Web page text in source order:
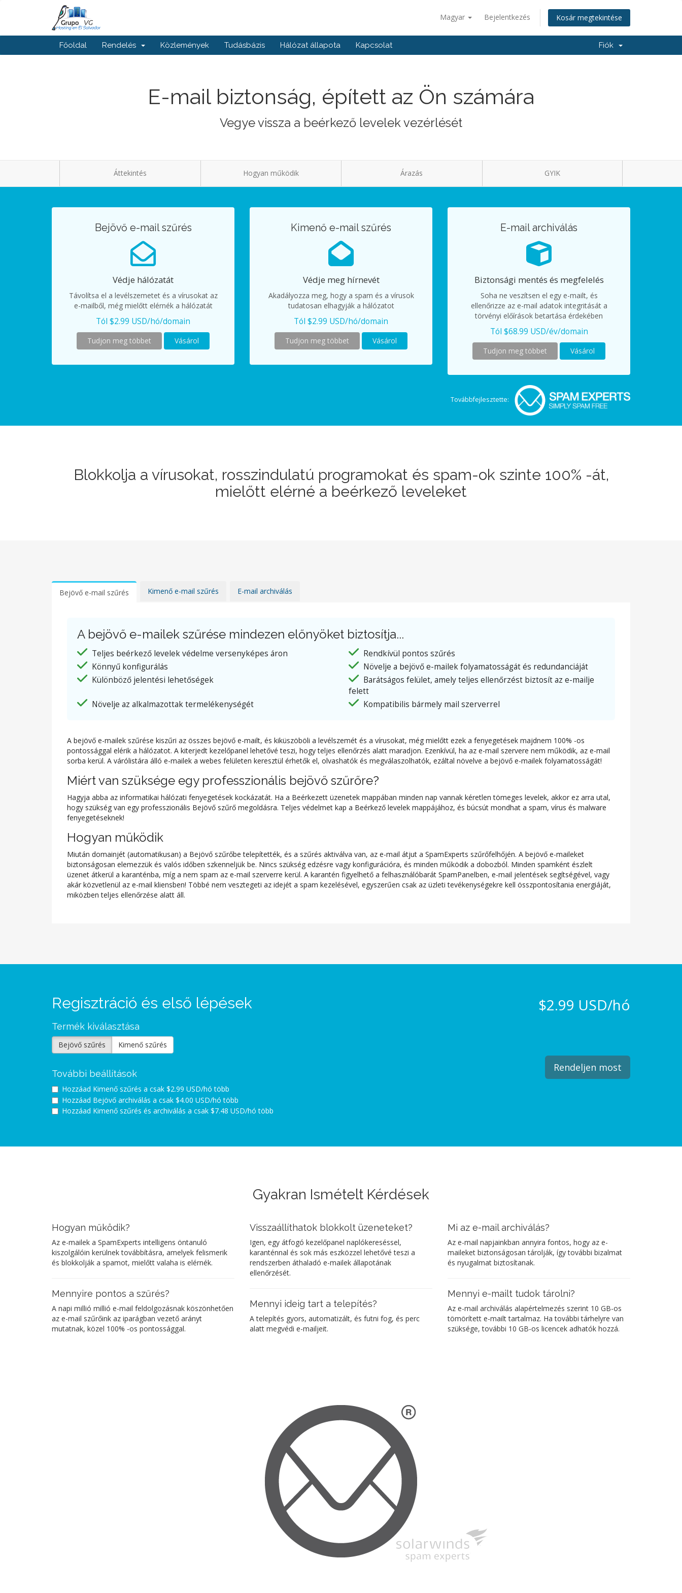
Magyar Bejelentkezés Kosár megtekintése
Főoldal Rendelés Közlemények Tudásbázis Hálózat állapota Kapcsolat Fiók
E-mail biztonság, épített az Ön számára
Vegye vissza a beérkező levelek vezérlését
Áttekintés Hogyan működik Árazás GYIK
Bejövő e-mail szűrés
Védje hálózatát
Távolítsa el a levélszemetet és a vírusokat az
e-mailből, még mielőtt elérnék a hálózatát
Tól $2.99 USD/hó/domain
Tudjon meg többet Vásárol
Kimenő e-mail szűrés
Védje meg hírnevét
Akadályozza meg, hogy a spam és a vírusok
tudatosan elhagyják a hálózatot
Tól $2.99 USD/hó/domain
Tudjon meg többet Vásárol
E-mail archiválás
Biztonsági mentés és megfelelés
Soha ne veszítsen el egy e-mailt, és
ellenőrizze az e-mail adatok integritását a
törvényi előírások betartása érdekében
Tól $68.99 USD/év/domain
Tudjon meg többet Vásárol
Továbbfejlesztette:
Blokkolja a vírusokat, rosszindulatú programokat és spam-ok szinte 100% -át,
mielőtt elérné a beérkező leveleket
Bejövő e-mail szűrés Kimenő e-mail szűrés E-mail archiválás
A bejövő e-mailek szűrése mindezen előnyöket biztosítja...
Teljes beérkező levelek védelme versenyképes áron
Rendkívül pontos szűrés
Könnyű konfigurálás
Növelje a bejövő e-mailek folyamatosságát és redundanciáját
Különböző jelentési lehetőségek
Barátságos felület, amely teljes ellenőrzést biztosít az e-mailje
felett
Növelje az alkalmazottak termelékenységét
Kompatibilis bármely mail szerverrel
A bejövő e-mailek szűrése kiszűri az összes bejövő e-mailt, és kiküszöböli a levélszemét és a vírusokat, még mielőtt ezek a fenyegetések majdnem 100% -os
pontossággal elérik a hálózatot. A kiterjedt kezelőpanel lehetővé teszi, hogy teljes ellenőrzés alatt maradjon. Ezenkívül, ha az e-mail szervere nem működik, az e-mail
sorba kerül. A várólistára álló e-mailek a webes felületen keresztül érhetők el, olvashatók és megválaszolhatók, ezáltal növelve a bejövő e-mailek folyamatosságát!
Miért van szüksége egy professzionális bejövő szűrőre?
Hagyja abba az informatikai hálózati fenyegetések kockázatát. Ha a Beérkezett üzenetek mappában minden nap vannak kéretlen tömeges levelek, akkor ez arra utal,
hogy szükség van egy professzionális Bejövő szűrő megoldásra. Teljes védelmet kap a Beérkező levelek mappájához, és búcsút mondhat a spam, vírus és malware
fenyegetéseknek!
Hogyan működik
Miután domainjét (automatikusan) a Bejövő szűrőbe telepítették, és a szűrés aktiválva van, az e-mail átjut a SpamExperts szűrőfelhőjén. A bejövő e-maileket
biztonságosan elemezzük és valós időben szkenneljük be. Nincs szükség edzésre vagy konfigurációra, és minden működik a dobozból. Minden spamként észlelt
üzenet átkerül a karanténba, míg a nem spam az e-mail szerverre kerül. A karantén figyelhető a felhasználóbarát SpamPanelben, e-mail jelentések segítségével, vagy
akár közvetlenül az e-mail kliensben! Többé nem vesztegeti az idejét a spam kezelésével, egyszerűen csak az üzleti tevékenységekre kell összpontosítania energiáját,
miközben teljes ellenőrzése alatt áll.
Regisztráció és első lépések
Termék kiválasztása
Bejövő szűrés Kimenő szűrés
További beállítások
Hozzáad Kimenő szűrés a csak $2.99 USD/hó több
Hozzáad Bejövő archiválás a csak $4.00 USD/hó több
Hozzáad Kimenő szűrés és archiválás a csak $7.48 USD/hó több
$2.99 USD/hó
Rendeljen most
Gyakran Ismételt Kérdések
Hogyan működik?
Az e-mailek a SpamExperts intelligens öntanuló
kiszolgálóin kerülnek továbbításra, amelyek felismerik
és blokkolják a spamot, mielőtt valaha is elérnék.
Mennyire pontos a szűrés?
A napi millió millió e-mail feldolgozásnak köszönhetően
az e-mail szűrőink az iparágban vezető arányt
mutatnak, közel 100% -os pontossággal.
Visszaállíthatok blokkolt üzeneteket?
Igen, egy átfogó kezelőpanel naplókereséssel,
karanténnal és sok más eszközzel lehetővé teszi a
rendszerben áthaladó e-mailek állapotának
ellenőrzését.
Mennyi ideig tart a telepítés?
A telepítés gyors, automatizált, és futni fog, és perc
alatt megvédi e-mailjeit.
Mi az e-mail archiválás?
Az e-mail napjainkban annyira fontos, hogy az e-
maileket biztonságosan tárolják, így további bizalmat
és nyugalmat biztosítanak.
Mennyi e-mailt tudok tárolni?
Az e-mail archiválás alapértelmezés szerint 10 GB-os
tömörített e-mailt tartalmaz. Ha további tárhelyre van
szüksége, további 10 GB-os licencek adhatók hozzá.